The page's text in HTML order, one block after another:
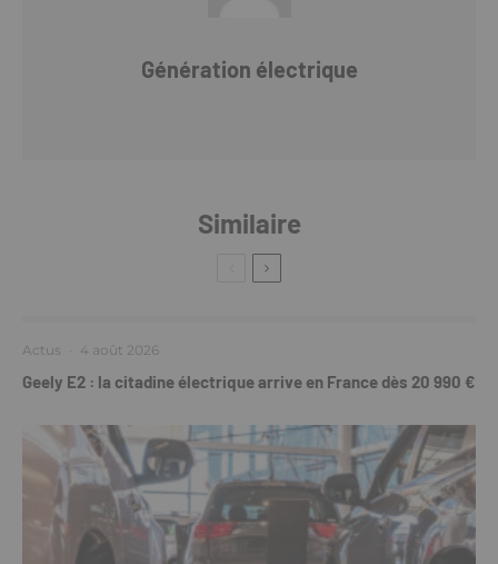
Génération électrique
Similaire
Actus · 4 août 2026
Geely E2 : la citadine électrique arrive en France dès 20 990 €